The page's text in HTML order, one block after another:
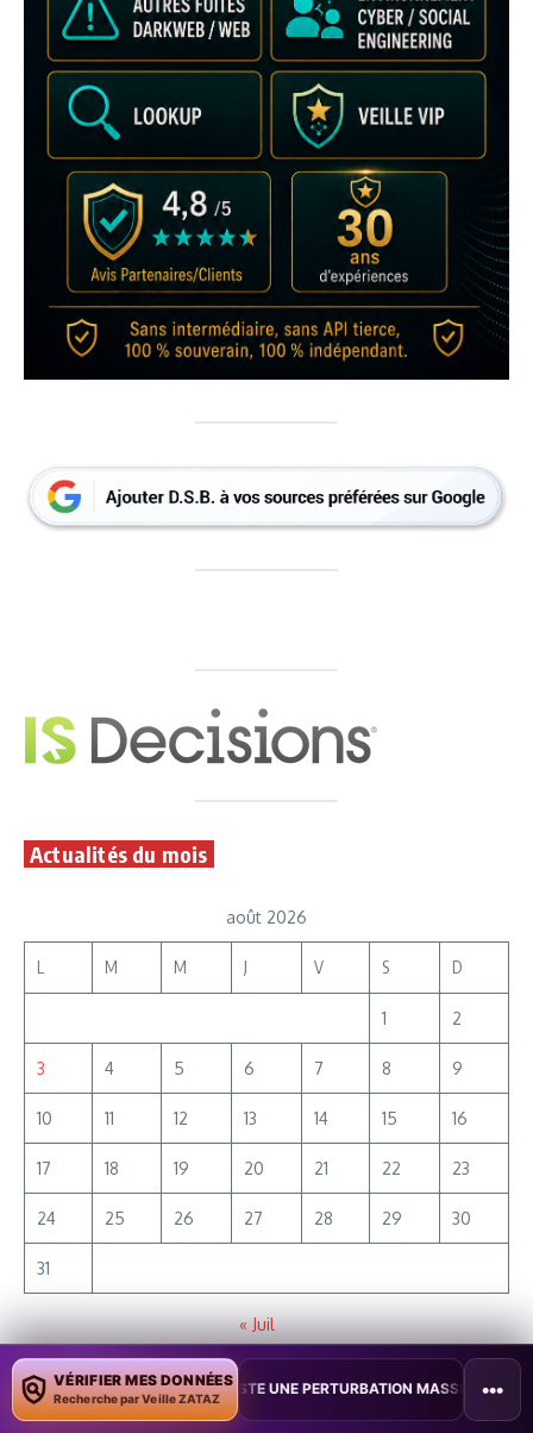
Actualités du mois
août 2026
L M M J V S D
1 2
3 4 5 6 7 8 9
10 11 12 13 14 15 16
17 18 19 20 21 22 23
24 25 26 27 28 29 30
31
« Juil
Articles en UNE
VÉRIFIER MES DONNÉES
Recherche par Veille ZATAZ
UNE PERTURBATION MASSIVE DE L’INTERNET MOBILE • L’IA
•••